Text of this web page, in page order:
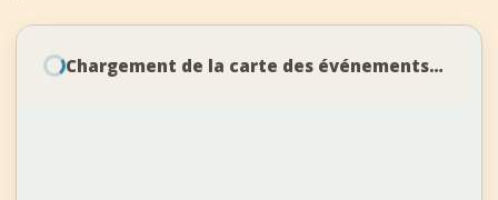
Chargement de la carte des événements…